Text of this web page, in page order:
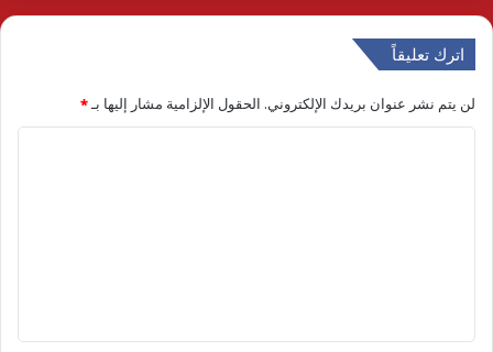
اترك تعليقاً
لن يتم نشر عنوان بريدك الإلكتروني. الحقول الإلزامية مشار إليها بـ*
ق